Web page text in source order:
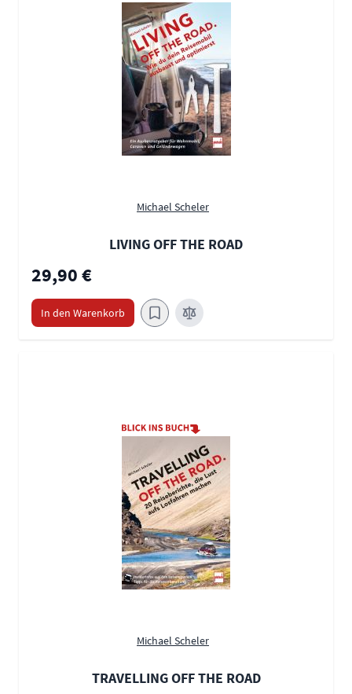
Michael Scheler
LIVING OFF THE ROAD
29,90 €
In den Warenkorb
Michael Scheler
TRAVELLING OFF THE ROAD